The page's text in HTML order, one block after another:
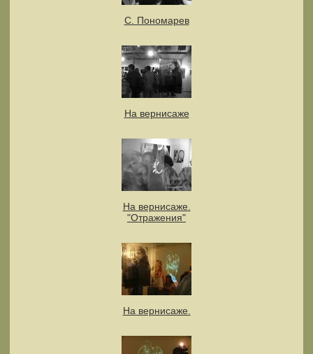
С. Пономарев
На вернисаже
На вернисаже.
"Отражения"
На вернисаже.